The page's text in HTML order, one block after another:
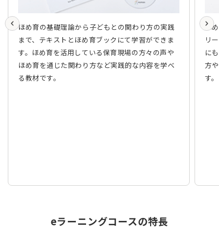
ほめ育の基礎理論から子どもとの関わり方の実践
まで、テキストとほめ育ブックにて学習ができま
す。ほめ育を活用している保育現場の方々の声や
ほめ育を通じた関わり方など実践的な内容を学べ
る教材です。
ほ
リ
に
方
す。
eラーニングコースの特長